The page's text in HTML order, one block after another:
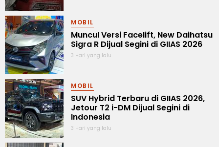
MOBIL
Muncul Versi Facelift, New Daihatsu
Sigra R Dijual Segini di GIIAS 2026
3 Hari yang lalu
MOBIL
SUV Hybrid Terbaru di GIIAS 2026,
Jetour T2 i-DM Dijual Segini di
Indonesia
3 Hari yang lalu